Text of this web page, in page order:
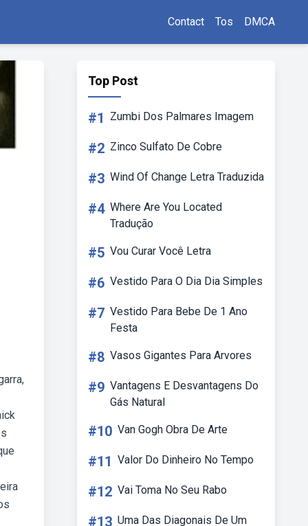
Contact Tos DMCA
Top Post
#1 Zumbi Dos Palmares Imagem
#2 Zinco Sulfato De Cobre
#3 Wind Of Change Letra Traduzida
#4 Where Are You Located
Tradução
#5 Vou Curar Você Letra
#6 Vestido Para O Dia Dia Simples
#7 Vestido Para Bebe De 1 Ano
Festa
#8 Vasos Gigantes Para Arvores
#9 Vantagens E Desvantagens Do
Gás Natural
#10 Van Gogh Obra De Arte
#11 Valor Do Dinheiro No Tempo
#12 Vai Toma No Seu Rabo
#13 Uma Das Diagonais De Um